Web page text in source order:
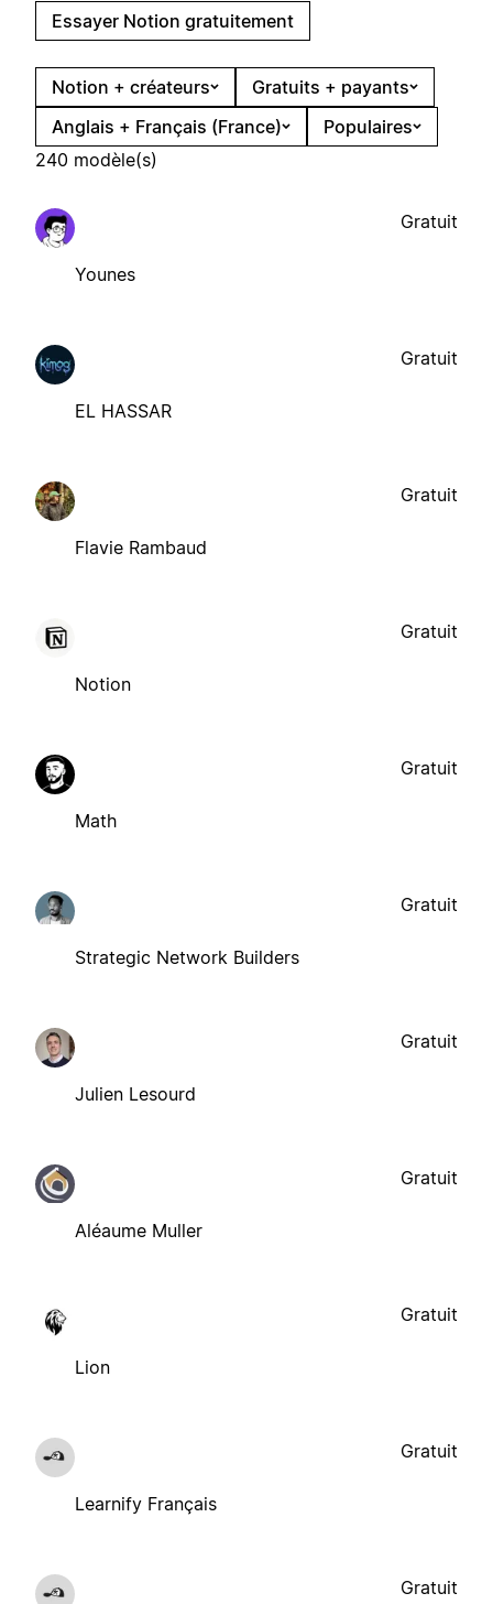
Essayer Notion gratuitement
Notion + créateurs
Gratuits + payants
Anglais + Français (France)
Populaires
240 modèle(s)
Younes
Gratuit
EL HASSAR
Gratuit
Flavie Rambaud
Gratuit
Notion
Gratuit
Math
Gratuit
Strategic Network Builders
Gratuit
Julien Lesourd
Gratuit
Aléaume Muller
Gratuit
Lion
Gratuit
Learnify Français
Gratuit
Gratuit